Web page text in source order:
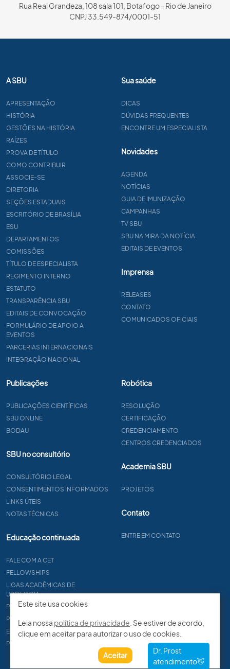
Rua Real Grandeza, 108 sala 101, Botafogo - Rio de Janeiro
CNPJ 33.549-874/0001-51
A SBU
APRESENTAÇÃO
HISTÓRIA
GESTÕES NA HISTÓRIA
RAÍZES
PROVA DE TÍTULO
COMO CONTRIBUIR
ASSOCIE-SE
DIRETORIA
SEÇÕES ESTADUAIS
ESCRITÓRIO DE BRASÍLIA
ESU
DEPARTAMENTOS
COMISSÕES
TÍTULO DE ESPECIALISTA
REGIMENTO INTERNO
ESTATUTO
TRANSPARÊNCIA SBU
EDITAIS DE CONVOCAÇÃO
FORMULÁRIO DE APOIO A
EVENTOS
PARCERIAS INTERNACIONAIS
INTEGRAÇÃO NACIONAL
Sua saúde
DICAS
DÚVIDAS FREQUENTES
ENCONTRE UM ESPECIALISTA
Novidades
AGENDA
NOTÍCIAS
GUIA DE IMUNIZAÇÃO
CAMPANHAS
TV SBU
SBU NA MIRA DA NOTÍCIA
EDITAIS DE EVENTOS
Imprensa
RELEASES
CONTATO
COMUNICADOS OFICIAIS
Publicações
PUBLICAÇÕES CIENTÍFICAS
SBU ONLINE
BODAU
SBU no consultório
CONSULTÓRIO LEGAL
CONSENTIMENTOS INFORMADOS
LINKS ÚTEIS
NOTAS TÉCNICAS
Educação continuada
FALE COM A CET
FELLOWSHIPS
LIGAS ACADÊMICAS DE
UROLOGIA
PAPER
PROCET
EDITAIS
PROGRAMA DE RESIDÊNCIA
Robótica
RESOLUÇÃO
CERTIFICAÇÃO
CREDENCIAMENTO
CENTROS CREDENCIADOS
Academia SBU
PROJETOS
Contato
ENTRE EM CONTATO
Este site usa cookies
Leia nossa política de privacidade . Se estiver de acordo,
clique em aceitar para autorizar o uso de cookies.
Aceitar